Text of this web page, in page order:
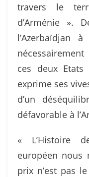
travers le
d’Arménie ».
l’Azerbaïdjan
ces deux
exprime ses
d’un
défavorable à
« L’Histoire
européen nous
prix n’est pas